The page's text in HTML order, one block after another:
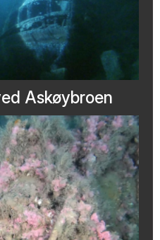
Askøybroen